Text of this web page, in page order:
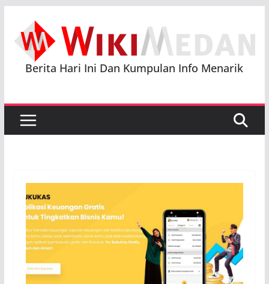
content
Berita Hari Ini Dan Kumpulan Info Menarik